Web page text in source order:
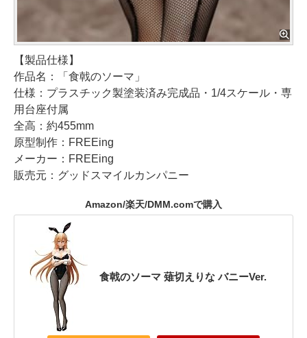
【製品仕様】
作品名：「食戟のソーマ」
仕様：プラスチック製塗装済み完成品・1/4スケール・専
用台座付属
全高：約455mm
原型制作：FREEing
メーカー：FREEing
販売元：グッドスマイルカンパニー
Amazon/楽天/DMM.comで購入
食戟のソーマ 薙切えりな バニーVer.